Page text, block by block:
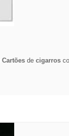
Cartões de cigarros